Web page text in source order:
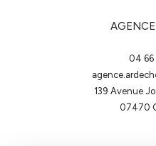
04 66
139 Avenue
07470